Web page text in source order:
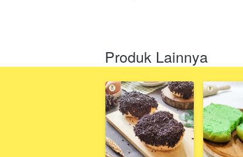
Produk Lainnya